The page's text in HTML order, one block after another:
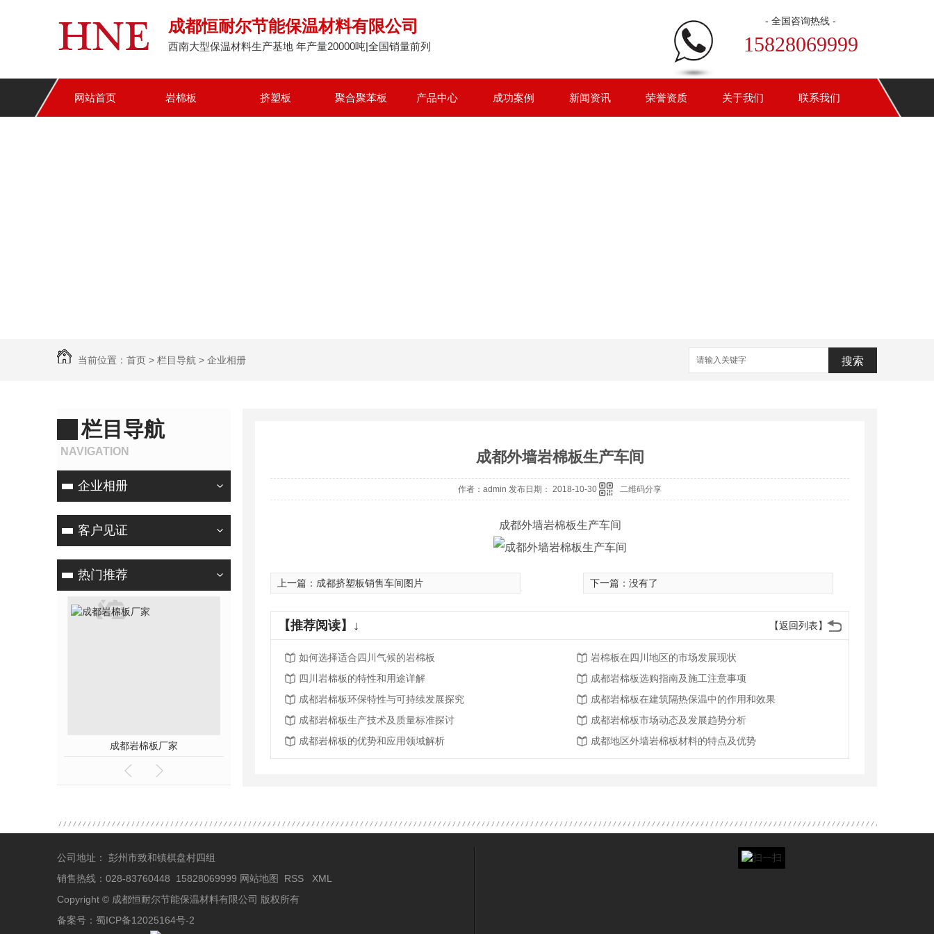
成都恒耐尔节能保温材料有限公司
西南大型保温材料生产基地 年产量20000吨|全国销量前列
- 全国咨询热线 -
15828069999
网站首页 岩棉板 挤塑板 聚合聚苯板 产品中心 成功案例 新闻资讯 荣誉资质 关于我们 联系我们
当前位置： 首页 > 栏目导航 > 企业相册 搜索
栏目导航
NAVIGATION
企业相册
客户见证
热门推荐
成都岩棉板厂家 成都聚合聚苯板批发 四川岩棉板性能 成都保温材料批发 成都挤塑板价格
成都外墙岩棉板生产车间
作者：admin 发布日期： 2018-10-30 二维码分享
成都外墙岩棉板生产车间
上一篇： 成都挤塑板销售车间图片 下一篇：没有了
【返回列表】
【推荐阅读】↓
如何选择适合四川气候的岩棉板
岩棉板在四川地区的市场发展现状
四川岩棉板的特性和用途详解
成都岩棉板选购指南及施工注意事项
成都岩棉板环保特性与可持续发展探究
成都岩棉板在建筑隔热保温中的作用和效果
成都岩棉板生产技术及质量标准探讨
成都岩棉板市场动态及发展趋势分析
成都岩棉板的优势和应用领域解析
成都地区外墙岩棉板材料的特点及优势
公司地址： 彭州市致和镇棋盘村四组
销售热线：028-83760448 15828069999 网站地图 RSS
XML
Copyright © 成都恒耐尔节能保温材料有限公司 版权所有
备案号： 蜀ICP备12025164号-2